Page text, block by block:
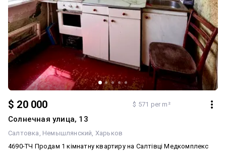
$ 20 000 $ 571 per m²
Солнечная улица, 13
Салтовка Немышлянский Харьков
4690-ТЧ Продам 1 кімнатну квартиру на Салтівці Медкомплекс